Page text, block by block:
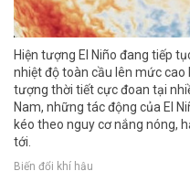
Hiện tượng El Niño đang tiếp
nhiệt độ toàn cầu lên mức cao
tượng thời tiết cực đoan tại
Nam, những tác động của El
kéo theo nguy cơ nắng nóng,
tới.
Biến đổi khí hậu